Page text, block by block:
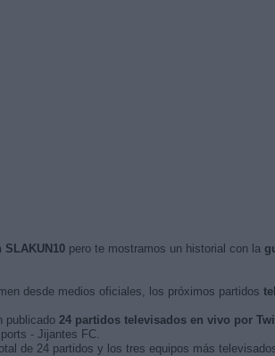
pero te mostramos un historial con la
desde medios oficiales, los próximos partidos
publicado 24 partidos televisados en vivo por
- Jijantes FC.
de 24 partidos y los tres equipos más